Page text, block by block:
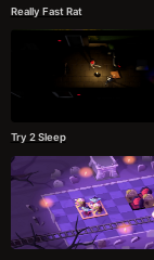
Really Fast Rat
Try 2 Sleep